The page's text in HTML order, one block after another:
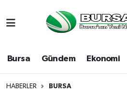
Bursa Gündem Ekonomi
HABERLER BURSA
Bursa
Dünya
Hava Durumu
Namaz Vakitleri